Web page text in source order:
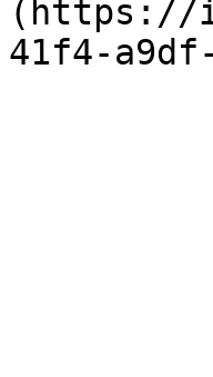
(https://